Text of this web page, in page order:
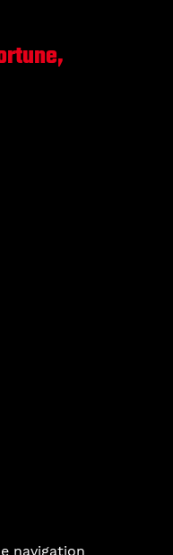
navigation